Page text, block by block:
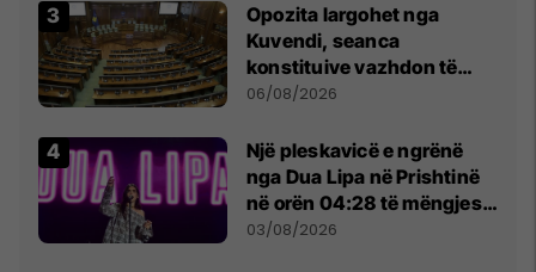
Opozita largohet nga
Kuvendi, seanca
konstituive vazhdon të
shtunën në orën 11:00
06/08/2026
Një pleskavicë e ngrënë
nga Dua Lipa në Prishtinë
në orën 04:28 të mëngjesit
- dhe bota digjitale serbe
03/08/2026